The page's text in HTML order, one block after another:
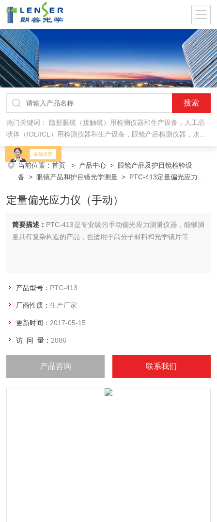
热门关键词： 隐形眼镜（接触镜）用检测仪器和生产设备，人工晶
状体（IOL/ICL）用检测仪器和生产设备，眼镜产品检测仪器，水气
处理环保设备
当前位置：首页 > 产品中心 > 眼镜产品及护目镜检验设
备 > 眼镜产品和护目镜光学测量 > PTC-413定量偏光应力仪
定量偏光应力仪（手动）
简要描述： PTC-413是专业级的手动偏光应力测量仪器，能够测
量具有复杂构造的产品，也适用于高分子材料和光学镜片等
产品型号： PTC-413
厂商性质：生产厂家
更新时间： 2017-05-15
访 问 量： 2886
产品咨询 联系我们